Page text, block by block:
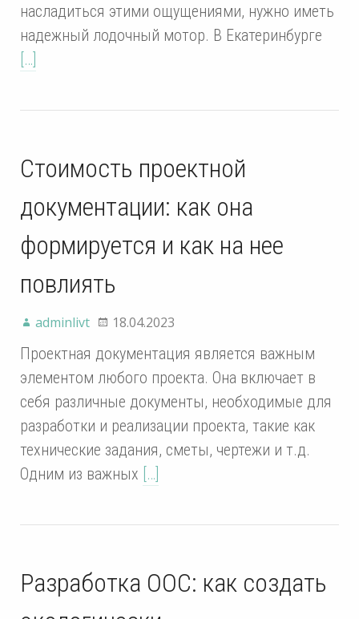
насладиться этими ощущениями, нужно иметь
надежный лодочный мотор. В Екатеринбурге
[…]
Стоимость проектной
документации: как она
формируется и как на нее
повлиять
adminlivt 18.04.2023
Проектная документация является важным
элементом любого проекта. Она включает в
себя различные документы, необходимые для
разработки и реализации проекта, такие как
технические задания, сметы, чертежи и т.д.
Одним из важных […]
Разработка ООС: как создать